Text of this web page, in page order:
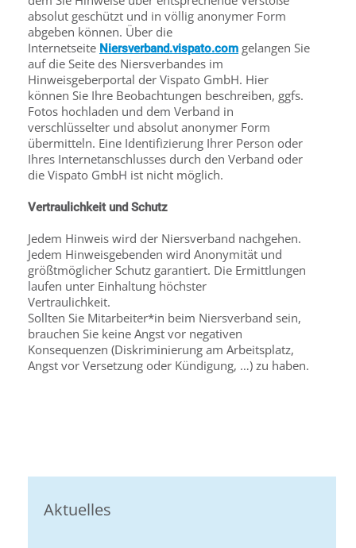
absolut geschützt und in völlig anonymer Form
abgeben können. Über die
Internetseite Niersverband.vispato.com gelangen Sie
auf die Seite des Niersverbandes im
Hinweisgeberportal der Vispato GmbH. Hier
können Sie Ihre Beobachtungen beschreiben, ggfs.
Fotos hochladen und dem Verband in
verschlüsselter und absolut anonymer Form
übermitteln. Eine Identifizierung Ihrer Person oder
Ihres Internetanschlusses durch den Verband oder
die Vispato GmbH ist nicht möglich.
Vertraulichkeit und Schutz
Jedem Hinweis wird der Niersverband nachgehen.
Jedem Hinweisgebenden wird Anonymität und
größtmöglicher Schutz garantiert. Die Ermittlungen
laufen unter Einhaltung höchster
Vertraulichkeit.
Sollten Sie Mitarbeiter*in beim Niersverband sein,
brauchen Sie keine Angst vor negativen
Konsequenzen (Diskriminierung am Arbeitsplatz,
Angst vor Versetzung oder Kündigung, …) zu haben.
Aktuelles